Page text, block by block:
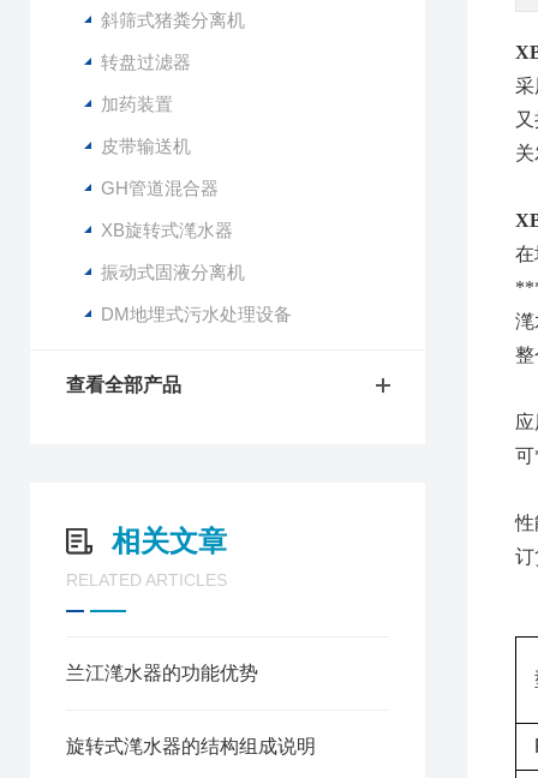
斜筛式猪粪分离机
转盘过滤器
加药装置
皮带输送机
GH管道混合器
XB旋转式滗水器
振动式固液分离机
DM地埋式污水处理设备
查看全部产品
相关文章
RELATED ARTICLES
兰江滗水器的功能优势
旋转式滗水器的结构组成说明
采
在
滗
整
可
性
订